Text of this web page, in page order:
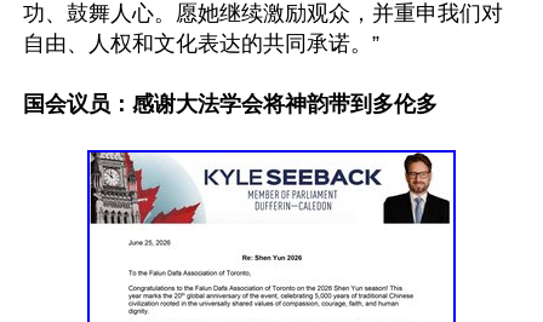
功、鼓舞人心。愿她继续激励观众，并重申我们对
自由、人权和文化表达的共同承诺。”
国会议员：感谢大法学会将神韵带到多伦多